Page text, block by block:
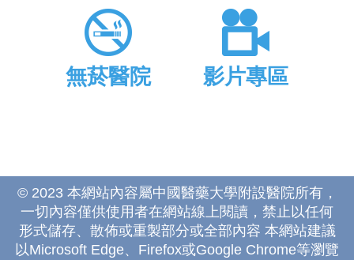
無菸醫院 影片專區
© 2023 本網站內容屬中國醫藥大學附設醫院所有，
一切內容僅供使用者在網站線上閱讀，禁止以任何
形式儲存、散佈或重製部分或全部內容 本網站建議
以Microsoft Edge、Firefox或Google Chrome等瀏覽